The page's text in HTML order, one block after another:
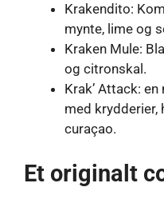
Krakendito:
mynte, lime og
Kraken Mule:
og citronskal.
Krak’ Attack:
med
curaçao.
Et originalt